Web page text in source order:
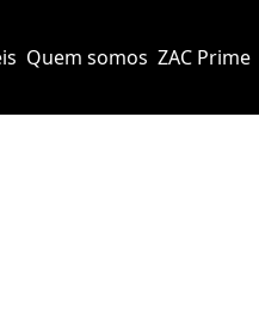
Quem somos ZAC Prime